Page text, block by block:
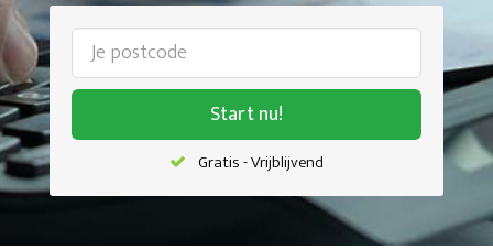
Start nu!
Gratis - Vrijblijvend